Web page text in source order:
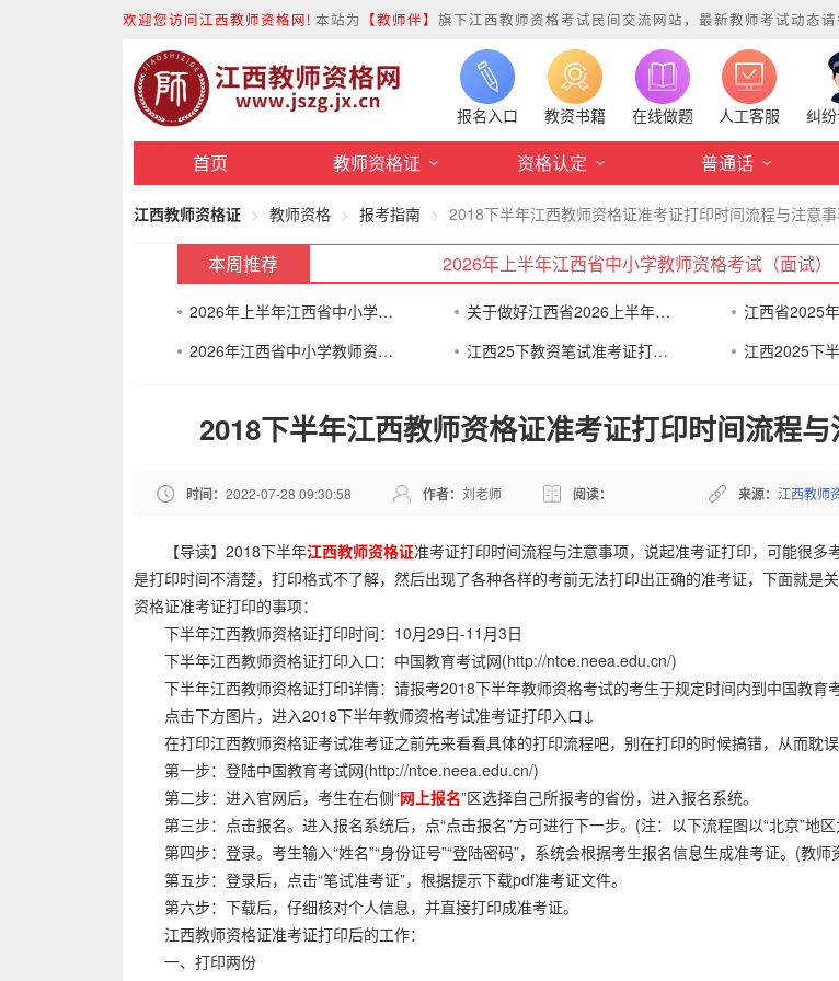
欢迎您访问江西教师资格网! 本站为 【教师伴】 旗下江西教师资格考试民间交流网站，最新教师考试动态
报名入口 教资书籍 在线做题 人工客服 纠
首页 教师资格证 资格认定 普通话
江西教师资格证 教师资格 报考指南 2018下半年江西教师资格证准考证打印时间流程与注意
本周推荐 2026年上半年江西省中小学教师资格考试（面试）
2026年上半年江西省中小学教师资格考试（面试） 关于做好江西省2026上半年中小学教师资格考试（
2026年江西省中小学教师资格认定公告
江西25下教资笔试准考证打印通知
2018下半年江西教师资格证准考证打印时间流程
时间： 2022-07-28 09:30:58 作者： 刘老师 阅读： 来源： 江西教师
【导读】2018下半年江西教师资格证准考证打印时间流程与注意事项，说起准考证打印，可能很多
是打印时间不清楚，打印格式不了解，然后出现了各种各样的考前无法打印出正确的准考证，下面就是
资格证准考证打印的事项：
下半年江西教师资格证打印时间：10月29日-11月3日
下半年江西教师资格证打印入口：中国教育考试网(http://ntce.neea.edu.cn/)
下半年江西教师资格证打印详情：请报考2018下半年教师资格考试的考生于规定时间内到中国教育
点击下方图片，进入2018下半年教师资格考试准考证打印入口↓
在打印江西教师资格证考试准考证之前先来看看具体的打印流程吧，别在打印的时候搞错，从而耽
第一步：登陆中国教育考试网(http://ntce.neea.edu.cn/)
第二步：进入官网后，考生在右侧“网上报名”区选择自己所报考的省份，进入报名系统。
第三步：点击报名。进入报名系统后，点“点击报名”方可进行下一步。(注：以下流程图以“北京”地
第四步：登录。考生输入“姓名”“身份证号”“登陆密码”，系统会根据考生报名信息生成准考证。(教师
第五步：登录后，点击“笔试准考证”，根据提示下载pdf准考证文件。
第六步：下载后，仔细核对个人信息，并直接打印成准考证。
江西教师资格证准考证打印后的工作：
一、打印两份